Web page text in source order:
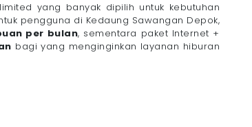
yang banyak dipilih untuk kebutuhan
pengguna di Kedaung Sawangan Depok,
per bulan, sementara paket Internet +
bagi yang menginginkan layanan hiburan